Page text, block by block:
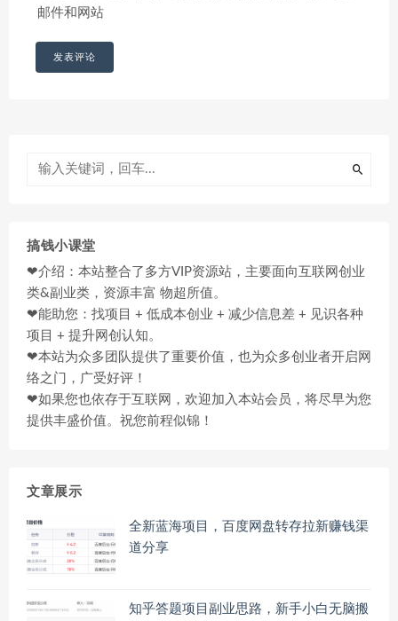
邮件和网站
搞钱小课堂
❤介绍：本站整合了多方VIP资源站，主要面向互联网创业
类&副业类，资源丰富 物超所值。
❤能助您：找项目 + 低成本创业 + 减少信息差 + 见识各种
项目 + 提升网创认知。
❤本站为众多团队提供了重要价值，也为众多创业者开启网
络之门，广受好评！
❤如果您也依存于互联网，欢迎加入本站会员，将尽早为您
提供丰盛价值。祝您前程似锦！
文章展示
全新蓝海项目，百度网盘转存拉新赚钱渠
道分享
知乎答题项目副业思路，新手小白无脑搬